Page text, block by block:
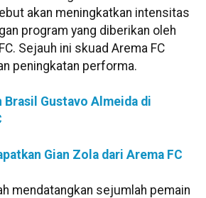
akan meningkatkan intensitas
program yang diberikan oleh
Sejauh ini skuad Arema FC
peningkatan performa.
Brasil Gustavo Almeida di
Gian Zola dari Arema FC
mendatangkan sejumlah pemain